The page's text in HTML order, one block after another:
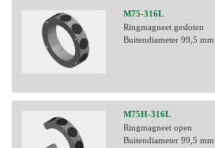
M75-316L
Ringmagneet gesloten
Buitendiameter 99,5 mm
M75H-316L
Ringmagneet open
Buitendiameter 99,5 mm